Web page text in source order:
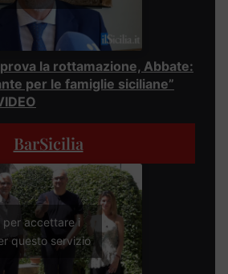
la rottamazione, Abbate:
per le famiglie siciliane”
BarSicilia
per accettare i
questo servizio